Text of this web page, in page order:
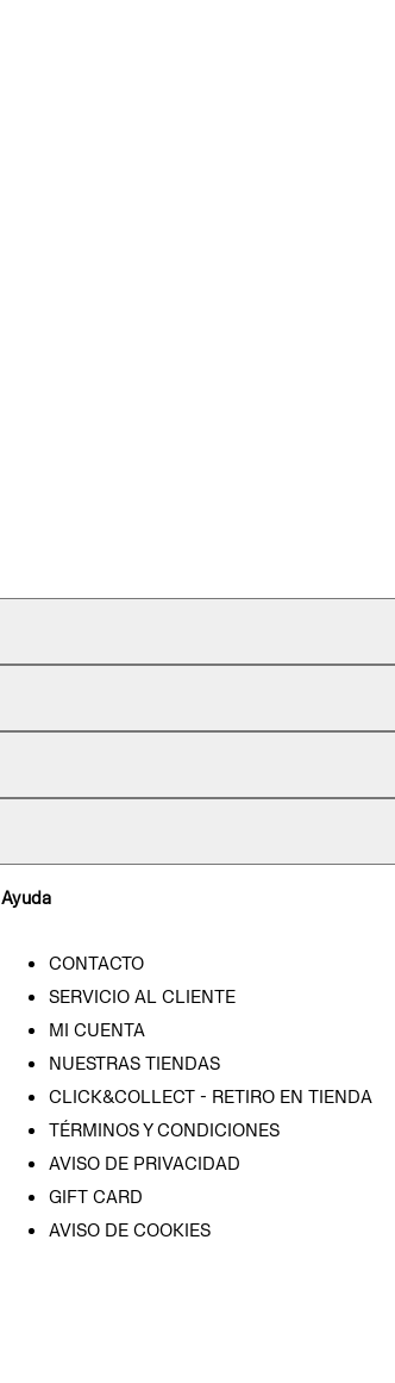
Ayuda
CONTACTO
SERVICIO AL CLIENTE
MI CUENTA
NUESTRAS TIENDAS
CLICK&COLLECT - RETIRO EN TIENDA
TÉRMINOS Y CONDICIONES
AVISO DE PRIVACIDAD
GIFT CARD
AVISO DE COOKIES